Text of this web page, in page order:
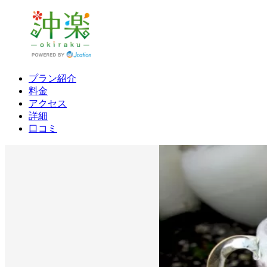
プラン紹介
料金
アクセス
詳細
口コミ